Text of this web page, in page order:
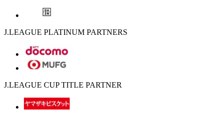
J.LEAGUE PLATINUM PARTNERS
J.LEAGUE CUP TITLE PARTNER